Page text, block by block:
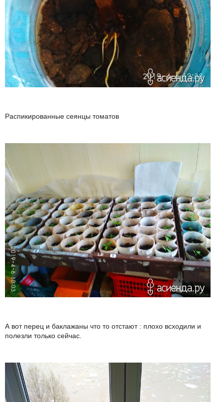
Распикированные сеянцы томатов
А вот перец и баклажаны что то отстают : плохо всходили и
полезли только сейчас.